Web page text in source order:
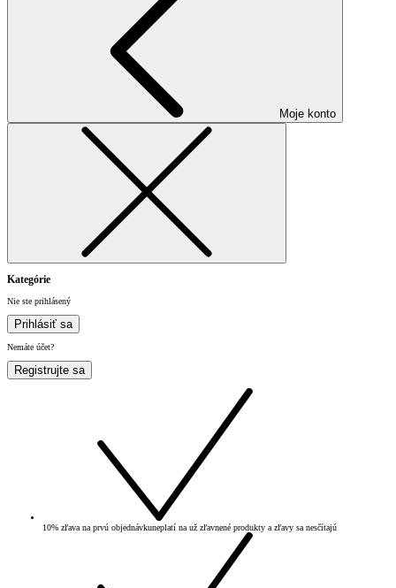
Moje konto
Kategórie
Nie ste prihlásený
Prihlásiť sa
Nemáte účet?
Registrujte sa
10% zľava na prvú objednávkuneplatí na už zľavnené produkty a zľavy sa nesčítajú